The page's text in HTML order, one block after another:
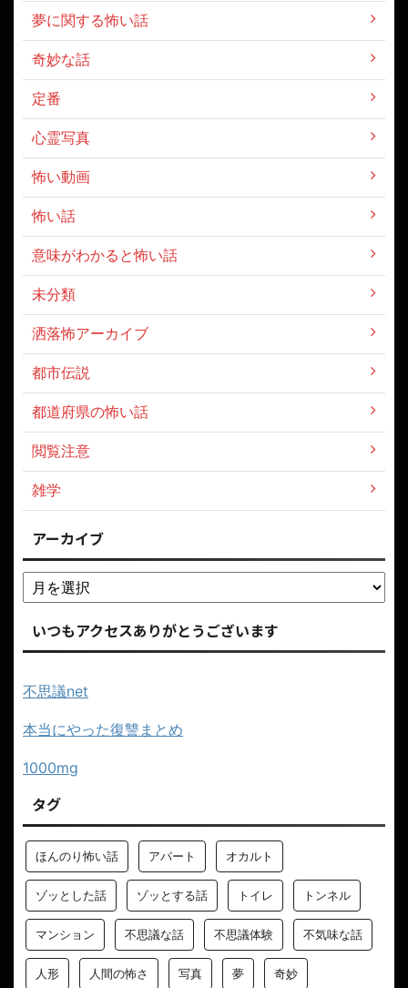
夢に関する怖い話
奇妙な話
定番
心霊写真
怖い動画
怖い話
意味がわかると怖い話
未分類
洒落怖アーカイブ
都市伝説
都道府県の怖い話
閲覧注意
雑学
アーカイブ
いつもアクセスありがとうございます
不思議net
本当にやった復讐まとめ
1000mg
タグ
ほんのり怖い話 アパート オカルト
ゾッとした話 ゾッとする話 トイレ トンネル
マンション 不思議な話 不思議体験 不気味な話
人形 人間の怖さ 写真 夢 奇妙